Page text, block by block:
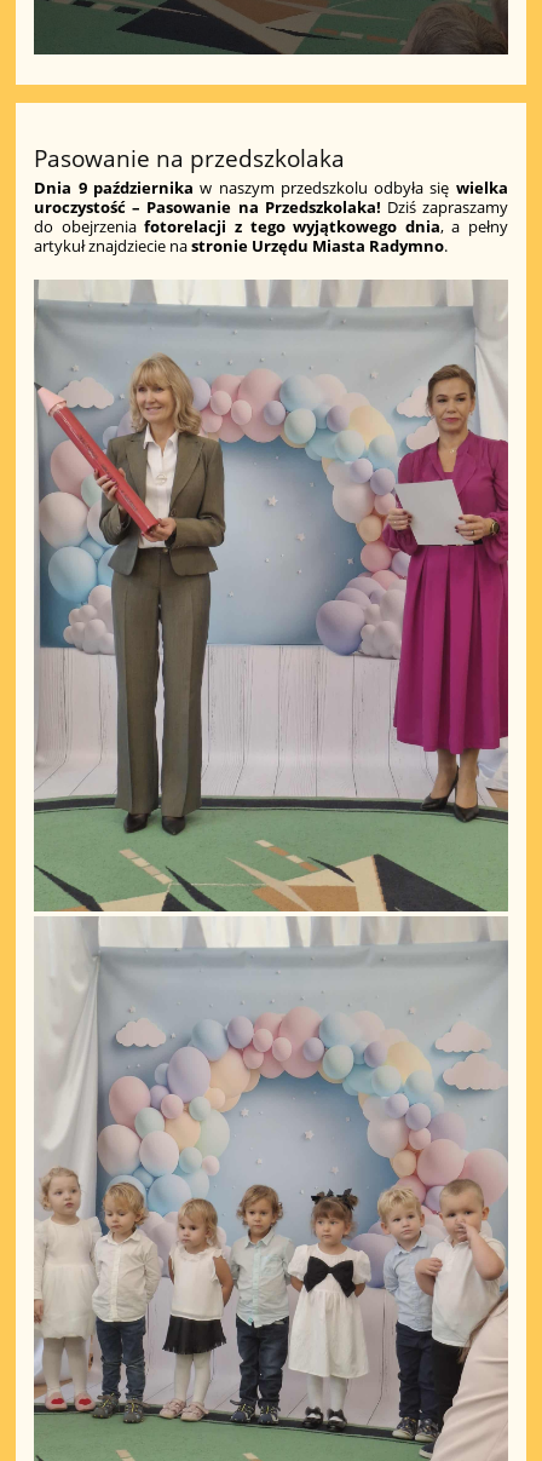
Pasowanie na przedszkolaka
Dnia 9 października w naszym przedszkolu odbyła się wielka
uroczystość – Pasowanie na Przedszkolaka! Dziś zapraszamy
do obejrzeniafotorelacji z tego wyjątkowego dnia, a pełny
artykuł znajdziecie nastronie Urzędu Miasta Radymno.